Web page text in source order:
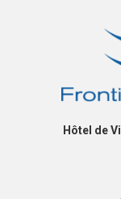
Hôtel de